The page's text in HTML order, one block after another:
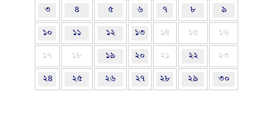
৩ ৪ ৫ ৬ ৭ ৮ ৯
১০ ১১ ১২ ১৩ ১৪ ১৫ ১৬
১৭ ১৮ ১৯ ২০ ২১ ২২ ২৩
২৪ ২৫ ২৬ ২৭ ২৮ ২৯ ৩০